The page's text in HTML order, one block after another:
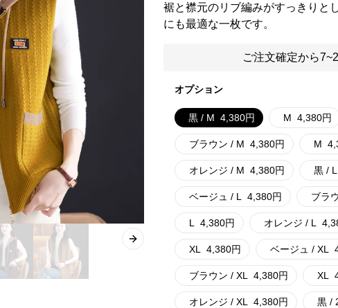
Next slide
裾と襟元のリブ編みがすっきりと
にも最適な一枚です。
ご注文確定から
オプション
黒 / M 4,380円 M 4,380円
ブラウン / M 4,380円 M
オレンジ / M 4,380円 黒 / L
ベージュ / L 4,380円 ブラ
L 4,380円 オレンジ / L
XL 4,380円 ベージュ / XL
ブラウン / XL 4,380円 XL
オレンジ / XL 4,380円 黒 /